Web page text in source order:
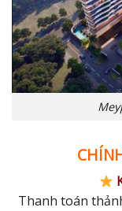
Thanh toán